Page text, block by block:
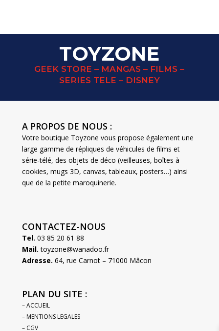
TOYZONE
GEEK STORE – MANGAS – FILMS –
SERIES TELE – DISNEY
A PROPOS DE NOUS :
Votre boutique Toyzone vous propose également une
large gamme de répliques de véhicules de films et
série-télé, des objets de déco (veilleuses, boîtes à
cookies, mugs 3D, canvas, tableaux, posters…) ainsi
que de la petite maroquinerie.
CONTACTEZ-NOUS
Tel. 03 85 20 61 88
Mail. toyzone@wanadoo.fr
Adresse. 64, rue Carnot – 71000 Mâcon
PLAN DU SITE :
– ACCUEIL
– MENTIONS LEGALES
– CGV